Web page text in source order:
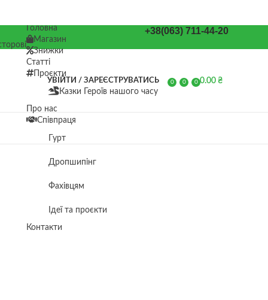
+38(063) 711-44-20
УВІЙТИ / ЗАРЕЄСТРУВАТИСЬ 0 0
0 0.00 ₴
Головна
Магазин
Знижки
Статті
Проєкти
Казки Героїв нашого часу
Про нас
Співпраця
Гурт
Дропшипінг
Фахівцям
Ідеї та проєкти
Контакти